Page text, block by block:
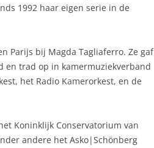
1992 haar eigen serie in de
Parijs bij Magda Tagliaferro. Ze gaf
trad op in kamermuziekverband
het Radio Kamerorkest, en de
Koninklijk Conservatorium van
andere het Asko|Schönberg